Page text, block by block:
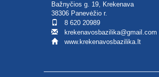
Bažnyčios g. 19, Krekenava
38306 Panevėžio r.
8 620 20989
krekenavosbazilika@gmail.com
www.krekenavosbazilika.lt